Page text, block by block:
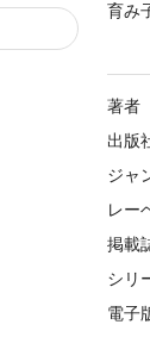
育み
の
著者
出版
ジャ
レー
掲載
シリ
電子